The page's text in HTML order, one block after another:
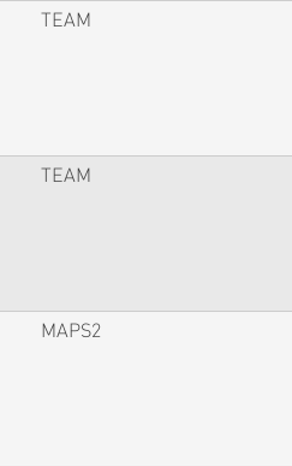
TEAM
TEAM
MAPS2